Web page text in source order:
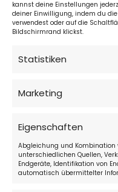
kannst deine Einstellungen
deiner Einwilligung, indem du
verwendest oder auf die
Bildschirmrand klickst.
Statistiken
Marketing
Eigenschaften
Abgleichung und Kombination
unterschiedlichen Quellen,
Endgeräte, Identifikation von
automatisch übermittelter
täglich